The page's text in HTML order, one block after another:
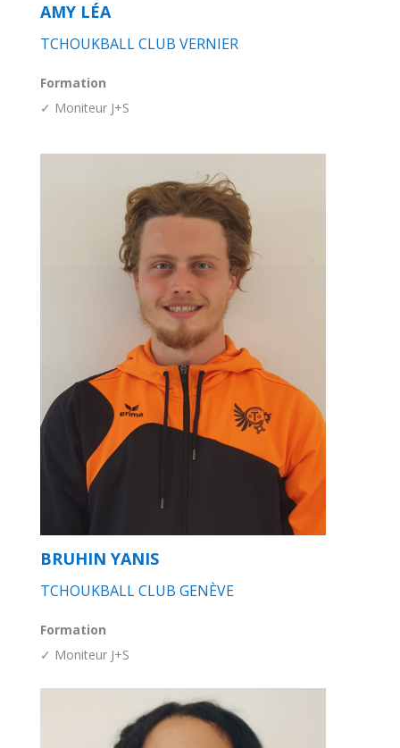
AMY LÉA
TCHOUKBALL CLUB VERNIER
Formation
✓ Moniteur J+S
BRUHIN YANIS
TCHOUKBALL CLUB GENÈVE
Formation
✓ Moniteur J+S